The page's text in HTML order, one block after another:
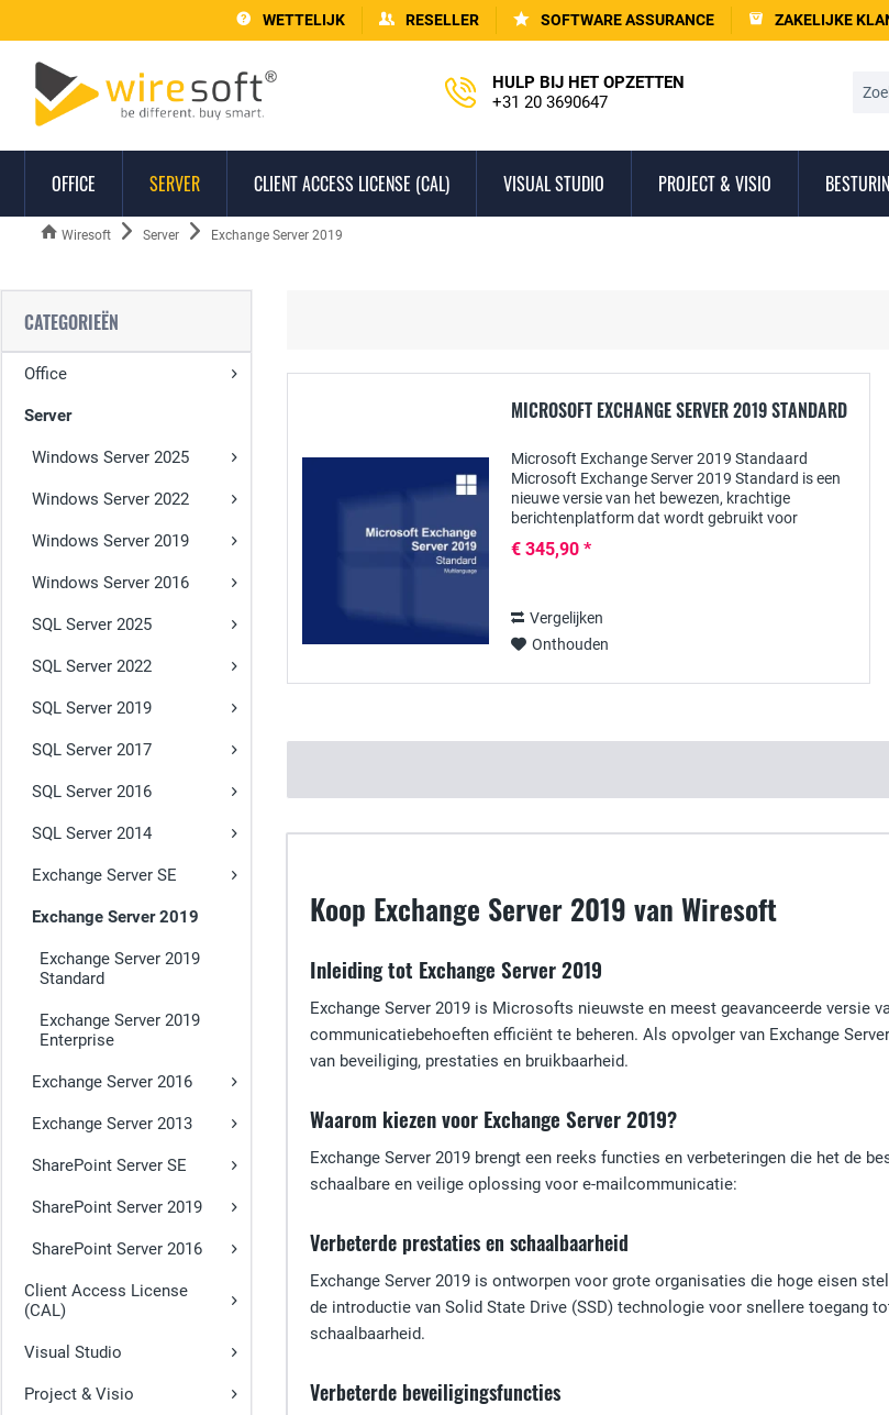
WETTELIJK RESELLER SOFTWARE ASSURANCE ZAKELIJKE
HULP BIJ HET OPZETTEN
+31 20 3690647
OFFICE SERVER CLIENT ACCESS LICENSE (CAL) VISUAL STUDIO PROJECT & VISIO
Wiresoft Server Exchange Server 2019
CATEGORIEËN
Office
Server
Windows Server 2025
Windows Server 2022
Windows Server 2019
Windows Server 2016
SQL Server 2025
SQL Server 2022
SQL Server 2019
SQL Server 2017
SQL Server 2016
SQL Server 2014
Exchange Server SE
Exchange Server 2019
Exchange Server 2019
Standard
Exchange Server 2019
Enterprise
Exchange Server 2016
Exchange Server 2013
SharePoint Server SE
SharePoint Server 2019
SharePoint Server 2016
Client Access License
(CAL)
Visual Studio
Project & Visio
MICROSOFT EXCHANGE SERVER 2019 STANDARD
Microsoft Exchange Server 2019 Standaard
Microsoft Exchange Server 2019 Standard is een
nieuwe versie van het bewezen, krachtige
berichtenplatform dat wordt gebruikt voor
contactpersonen en...
€ 345,90 *
Vergelijken
Onthouden
Koop Exchange Server 2019 van Wiresoft
Inleiding tot Exchange Server 2019
Exchange Server 2019 is Microsofts nieuwste en meest geavanceerde versie
communicatiebehoeften efficiënt te beheren. Als opvolger van Exchange
van beveiliging, prestaties en bruikbaarheid.
Waarom kiezen voor Exchange Server 2019?
Exchange Server 2019 brengt een reeks functies en verbeteringen die het de
schaalbare en veilige oplossing voor e-mailcommunicatie:
Verbeterde prestaties en schaalbaarheid
Exchange Server 2019 is ontworpen voor grote organisaties die hoge eisen
de introductie van Solid State Drive (SSD) technologie voor snellere toegang
schaalbaarheid.
Verbeterde beveiligingsfuncties